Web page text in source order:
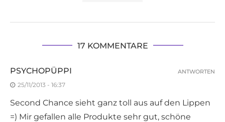
17 KOMMENTARE
PSYCHOPÜPPI
25/11/2013 - 16:37
Second Chance sieht ganz toll aus auf den Lippen
=) Mir gefallen alle Produkte sehr gut, schöne
ANTWORTEN